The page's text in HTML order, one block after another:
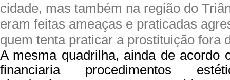
cidade, mas também na região do
eram feitas ameaças e praticadas
quem tenta praticar a prostituição fora
A mesma quadrilha, ainda de acordo
financiaria procedimentos